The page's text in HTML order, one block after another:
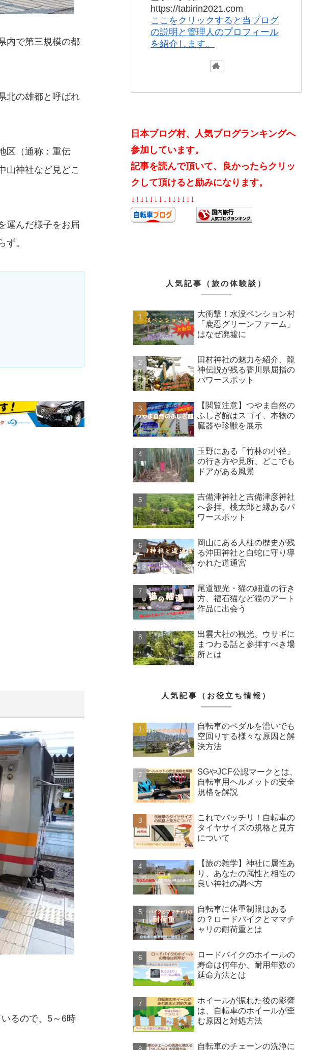
内で第三規模の都
北の雄都と呼ばれ
区（通称：重伝
山神社など見どこ
運んだ様子をお届
。
るので、5～6時
https://tabirin2021.com
ここをクリックすると当ブログ
の説明と管理人のプロフィール
を紹介します。
日本ブログ村、人気ブログランキングへ
参加しています。
記事を読んで頂いて、良かったらクリッ
クして頂けると励みになります。
↓↓↓↓↓↓↓↓↓↓↓↓↓↓
人気記事（旅の体験談）
大衝撃！水没ペンション村
「鹿忍グリーンファーム」
はなぜ廃墟に
田村神社の魅力を紹介、龍
神伝説が残る香川県屈指の
パワースポット
【閲覧注意】つやま自然の
ふしぎ館はスゴイ、本物の
臓器や珍獣を展示
玉野にある「竹林の小径」
の行き方や見所、どこでも
ドアがある風景
吉備津神社と吉備津彦神社
へ参拝、桃太郎と縁あるパ
ワースポット
岡山にある人柱の歴史が残
る沖田神社と白蛇に守り導
かれた道通宮
尾道観光・猫の細道の行き
方、福石猫など猫のアート
作品に出会う
出雲大社の観光、ウサギに
まつわる話と参拝すべき場
所とは
人気記事（お役立ち情報）
自転車のペダルを漕いでも
空回りする様々な原因と解
決方法
SGやJCF公認マークとは、
自転車用ヘルメットの安全
規格を解説
これでバッチリ！自転車の
タイヤサイズの規格と見方
について
【旅の雑学】神社に属性あ
り、あなたの属性と相性の
良い神社の調べ方
自転車に体重制限はある
の？ロードバイクとママチ
ャリの耐荷重とは
ロードバイクのホイールの
寿命は何年か、耐用年数の
延命方法とは
ホイールが振れた後の影響
は、自転車のホイールが歪
む原因と対処方法
自転車のチェーンの洗浄に